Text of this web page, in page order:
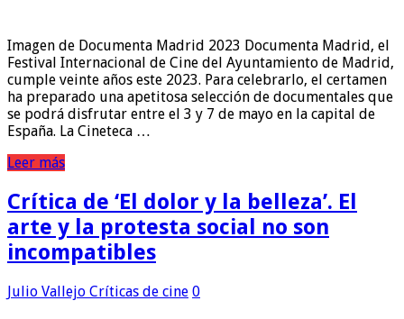
Imagen de Documenta Madrid 2023 Documenta Madrid, el
Festival Internacional de Cine del Ayuntamiento de Madrid,
cumple veinte años este 2023. Para celebrarlo, el certamen
ha preparado una apetitosa selección de documentales que
se podrá disfrutar entre el 3 y 7 de mayo en la capital de
España. La Cineteca …
Leer más
Crítica de ‘El dolor y la belleza’. El
arte y la protesta social no son
incompatibles
Julio Vallejo Críticas de cine 0